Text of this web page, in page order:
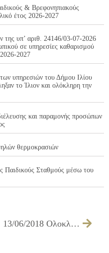
& Βρεφονηπιακούς
έτος 2026-2027
της υπ’ αριθ. 24146/03-07-2026
σε υπηρεσίες καθαρισμού
2027
υπηρεσιών του Δήμου Ιλίου
το Ίλιον και ολόκληρη την
και παραμονής προσώπων
θερμοκρασιών
Παιδικούς Σταθμούς μέσω του
13/06/2018 Ολοκληρώθηκε το Πρόγραμμα Οφθαλμολογικού Ελέγχου στους Παιδικούς Σταθμούς του Δήμου Ιλίου